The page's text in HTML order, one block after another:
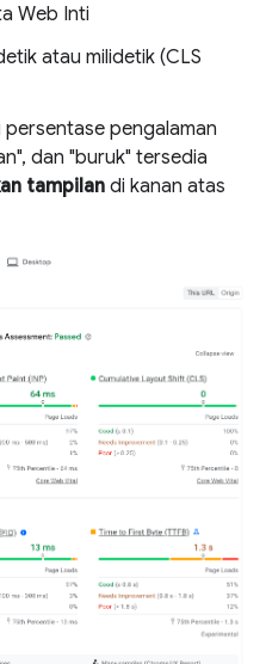
Web Inti
atau milidetik (CLS
pengalaman
dan "buruk" tersedia
tampilan di kanan atas